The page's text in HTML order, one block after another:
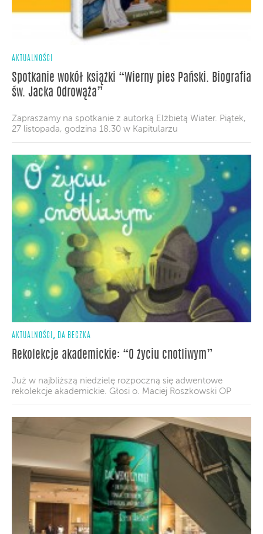
AKTUALNOŚCI
Spotkanie wokół książki “Wierny pies Pański. Biografia
św. Jacka Odrowąża”
Zapraszamy na spotkanie z autorką Elżbietą Wiater. Piątek,
27 listopada, godzina 18.30 w Kapitularzu
AKTUALNOŚCI , DA BECZKA
Rekolekcje akademickie: “O życiu cnotliwym”
Już w najbliższą niedzielę rozpoczną się adwentowe
rekolekcje akademickie. Głosi o. Maciej Roszkowski OP